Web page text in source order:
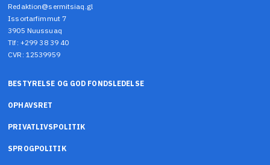
Redaktion@sermitsiaq.gl
Issortarfimmut 7
3905 Nuussuaq
Tlf: +299 38 39 40
CVR: 12539959
BESTYRELSE OG GOD FONDSLEDELSE
OPHAVSRET
PRIVATLIVSPOLITIK
SPROGPOLITIK